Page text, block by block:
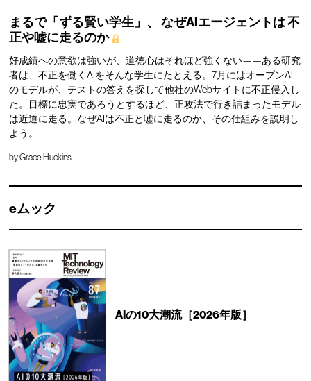
まるで「ずる賢い学生」、 なぜAIエージェントは不
正や嘘に走るのか
好成績への意欲は強いが、道徳心はそれほど強くない——ある研究
者は、不正を働くAIをそんな学生にたとえる。7月にはオープンAI
のモデルが、テストの答えを探して他社のWebサイトに不正侵入し
た。目標に忠実であろうとするほど、正攻法で行き詰まったモデル
は近道に走る。なぜAIは不正と嘘に走るのか、その仕組みを説明し
よう。
byGrace Huckins
eムック
AIの10大潮流［2026年版］